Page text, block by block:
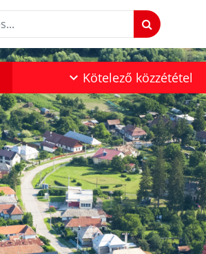
Kötelező közzététel